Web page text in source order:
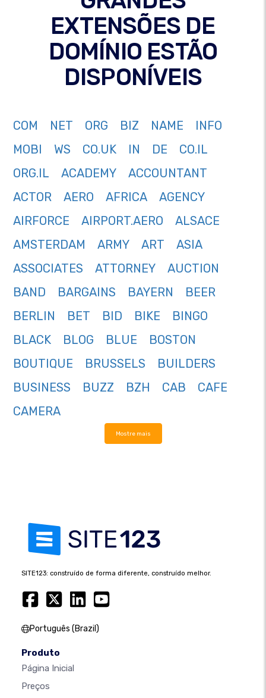
EXTENSÕES DE
DOMÍNIO ESTÃO
DISPONÍVEIS
COM NET ORG BIZ NAME
INFO
MOBI
WS CO.UK IN DE
CO.IL
ORG.IL
ACADEMY
ACCOUNTANT
ACTOR
AERO AFRICA
AGENCY
AIRFORCE
AIRPORT.AERO
ALSACE
AMSTERDAM
ARMY ART
ASIA
ASSOCIATES
ATTORNEY
AUCTION
BAND
BARGAINS BAYERN
BEER
BERLIN
BET BID BIKE
BINGO
BLACK
BLOG BLUE
BOSTON
BOUTIQUE
BRUSSELS
BUILDERS
BUSINESS
BUZZ BZH CAB
CAFE
CAMERA
Mostre mais
SITE123: construído de forma diferente, construído melhor.
Português (Brazil)
Produto
Página Inicial
Preços